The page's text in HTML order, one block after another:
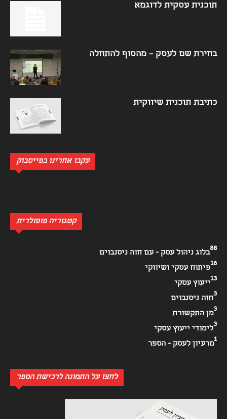
תוכנית עסקית לדוגמא
בחירת שם לעסק – מהסוף להתחלה
כתיבת תוכנית שיווקית
עקבו אחרינו בפייסבוק
קטגוריה פופולרית
בלוג ניהול עסק - עם חוה ניסנבוים
88
פיתוח עסקי ושיווקי
16
ייעוץ עסקי
13
חוה ניסנבוים
3
מן התקשורת
3
לימודי ייעוץ עסקי
3
מרעיון לעסק - הספר
1
לחצו על התמונה לרכישת הספר